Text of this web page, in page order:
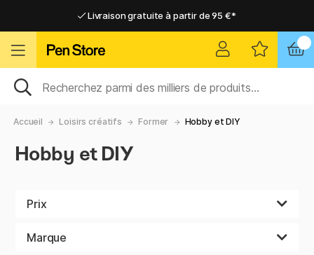
Livraison gratuite à partir de 95 €*
Livraison domicile ou point relais
Livraison gratuite à partir de 95 €*
Livraison domicile ou point relais
Accueil Loisirs créatifs Former Hobby et DIY
Hobby et DIY
Prix
Marque